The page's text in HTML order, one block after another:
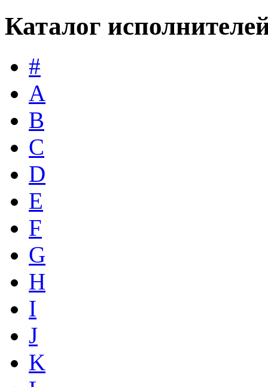
Каталог
#
A
B
C
D
E
F
G
H
I
J
K